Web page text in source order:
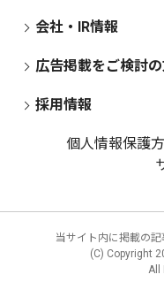
会社・IR情報
広告掲載をご検討
採用情報
個人情報保護
当サイト内に掲載の記
(C) Copyright
All